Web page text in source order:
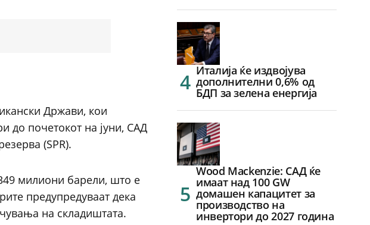
Држави, кои
до почетокот на јуни, САД
(SPR).
милиони барели, што е
предупредуваат дека
на складиштата.
Италија ќе издвојува
дополнителни 0,6% од
БДП за зелена енергија
Wood Mackenzie: САД ќе
имаат над 100 GW
домашен капацитет за
производство на
инвертори до 2027 година